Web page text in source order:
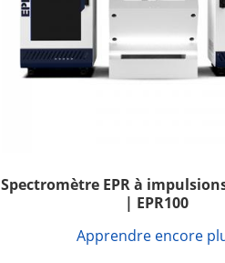
Spectromètre EPR à
| EPR100
Apprendre encore